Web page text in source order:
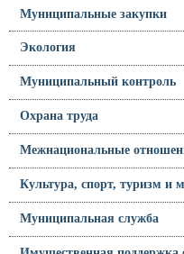
Муниципальные закупки
Экология
Муниципальный контроль
Охрана труда
Межнациональные
Культура, спорт, туризм и
Муниципальная служба